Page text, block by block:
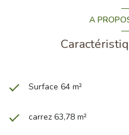
A
Surface 64 m²
carrez 63,78 m²